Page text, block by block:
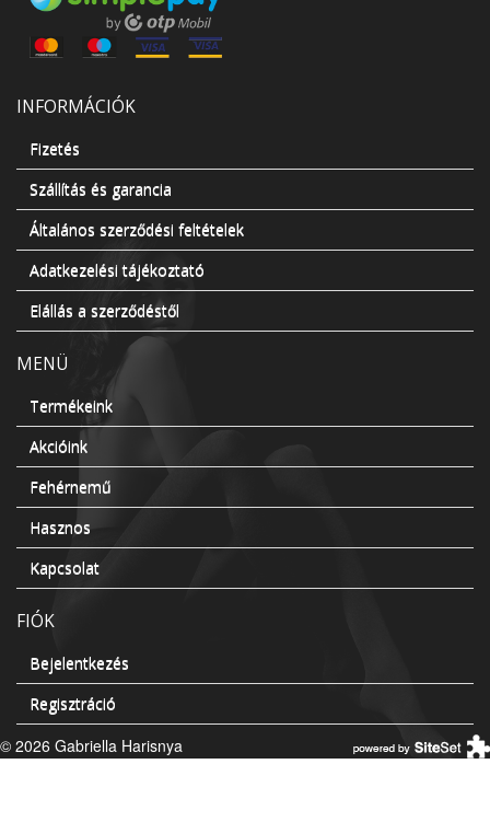
INFORMÁCIÓK
Fizetés
Szállítás és garancia
Általános szerződési feltételek
Adatkezelési tájékoztató
Elállás a szerződéstől
MENÜ
Termékeink
Akcióink
Fehérnemű
Hasznos
Kapcsolat
FIÓK
Bejelentkezés
Regisztráció
© 2026 Gabriella Harisnya